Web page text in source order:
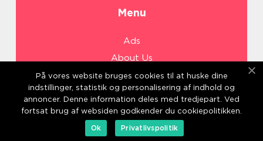
Menu
Ads
About Us
Cookies
Contact
Sitemap
På vores website bruges cookies til at huske dine
indstillinger, statistik og personalisering af indhold og
annoncer. Denne information deles med tredjepart. Ved
fortsat brug af websiden godkender du cookiepolitikken.
Ok
Privatlivspolitik